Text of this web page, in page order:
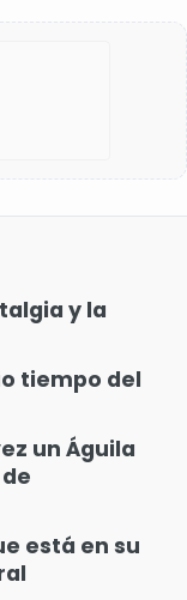
y la
tiempo del
un Águila
está en su